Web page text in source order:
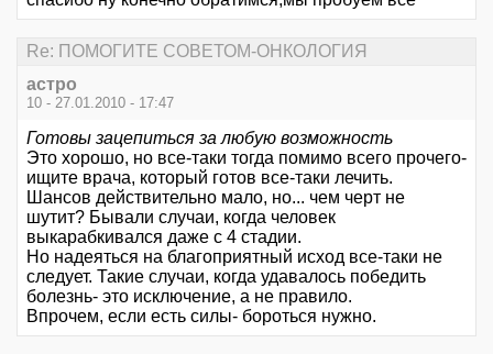
Re: ПОМОГИТЕ СОВЕТОМ-ОНКОЛОГИЯ
астро
10 - 27.01.2010 - 17:47
Готовы зацепиться за любую возможность
Это хорошо, но все-таки тогда помимо всего прочего-
ищите врача, который готов все-таки лечить.
Шансов действительно мало, но... чем черт не
шутит? Бывали случаи, когда человек
выкарабкивался даже с 4 стадии.
Но надеяться на благоприятный исход все-таки не
следует. Такие случаи, когда удавалось победить
болезнь- это исключение, а не правило.
Впрочем, если есть силы- бороться нужно.